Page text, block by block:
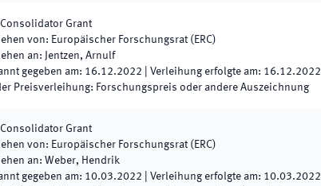
Consolidator Grant
von: Europäischer Forschungsrat (ERC)
an:
Jentzen, Arnulf
gegeben am: 16.12.2022 Verleihung erfolgte am: 16.12.2022
Preisverleihung: Forschungspreis oder andere Auszeichnung
Consolidator Grant
von: Europäischer Forschungsrat (ERC)
an: Weber, Hendrik
gegeben am: 10.03.2022 Verleihung erfolgte am: 10.03.2022